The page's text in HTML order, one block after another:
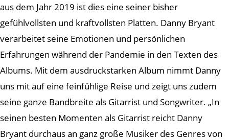
aus dem Jahr 2019 ist dies eine seiner bisher
gefühlvollsten und kraftvollsten Platten. Danny Bryant
verarbeitet seine Emotionen und persönlichen
Erfahrungen während der Pandemie in den Texten des
Albums. Mit dem ausdruckstarken Album nimmt Danny
uns mit auf eine feinfühlige Reise und zeigt uns zudem
seine ganze Bandbreite als Gitarrist und Songwriter. „In
seinen besten Momenten als Gitarrist reicht Danny
Bryant durchaus an ganz große Musiker des Genres von